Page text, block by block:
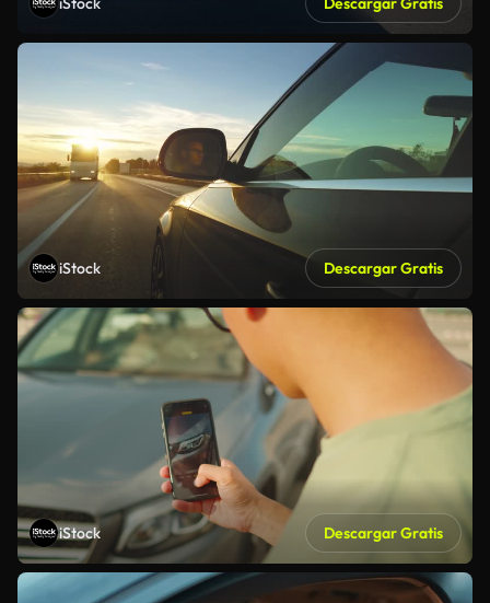
iStock Descargar Gratis
iStock Descargar Gratis